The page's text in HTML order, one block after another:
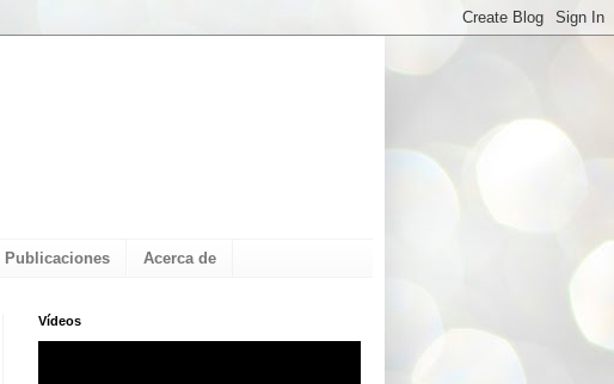
Publicaciones Acerca de
Vídeos